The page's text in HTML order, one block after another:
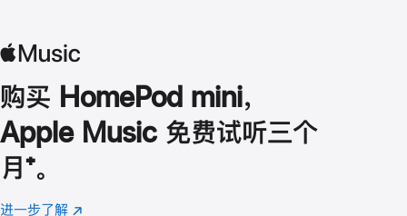
购买 HomePod mini，
Apple Music 免费试听三个
月 脚
注
⁺。
进一步了解 Apple
(在